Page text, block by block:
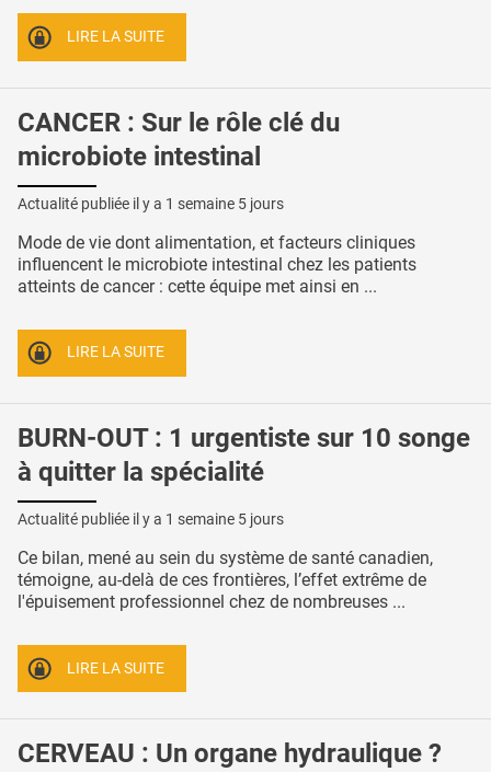
LIRE LA SUITE
CANCER : Sur le rôle clé du
microbiote intestinal
Actualité publiée il y a 1 semaine 5 jours
Mode de vie dont alimentation, et facteurs cliniques
influencent le microbiote intestinal chez les patients
atteints de cancer : cette équipe met ainsi en ...
LIRE LA SUITE
BURN-OUT : 1 urgentiste sur 10 songe
à quitter la spécialité
Actualité publiée il y a 1 semaine 5 jours
Ce bilan, mené au sein du système de santé canadien,
témoigne, au-delà de ces frontières, l’effet extrême de
l'épuisement professionnel chez de nombreuses ...
LIRE LA SUITE
CERVEAU : Un organe hydraulique ?